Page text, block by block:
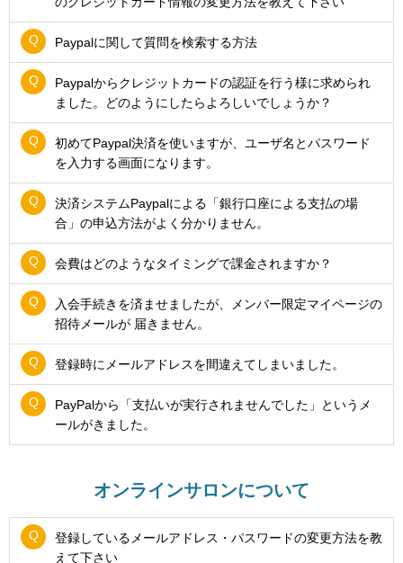
Paypalに関して質問を検索する方法
Paypalからクレジットカードの認証を行う様に求められ
ました。どのようにしたらよろしいでしょうか？
初めてPaypal決済を使いますが、ユーザ名とパスワード
を入力する画面になります。
決済システムPaypalによる「銀行口座による支払の場
合」の申込方法がよく分かりません。
会費はどのようなタイミングで課金されますか？
入会手続きを済ませましたが、メンバー限定マイページの
招待メールが 届きません。
登録時にメールアドレスを間違えてしまいました。
PayPalから「支払いが実行されませんでした」というメ
ールがきました。
オンラインサロンについて
登録しているメールアドレス・パスワードの変更方法を教
えて下さい